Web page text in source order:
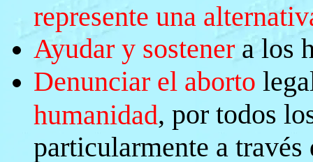
represente una
Ayudar y sostener a los
Denunciar el aborto
humanidad, por todos
particularmente a